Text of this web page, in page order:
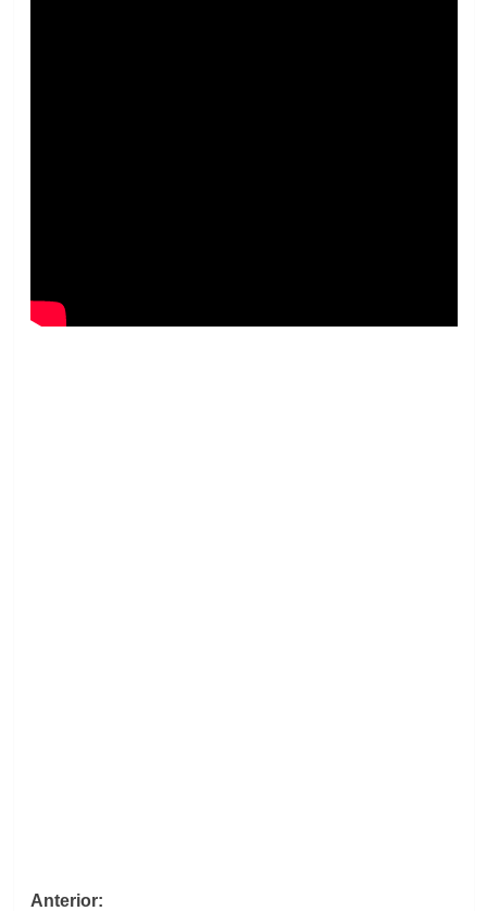
Navegación
Anterior: